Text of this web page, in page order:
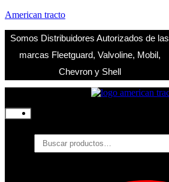
American tracto
Somos Distribuidores Autorizados de las
marcas Fleetguard, Valvoline, Mobil,
Chevron y Shell
Productos
Filtros